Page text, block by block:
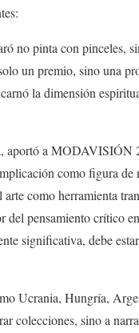
no pinta con pinceles,
un premio, sino una
la dimensión
aportó a MODAVISIÓN
como figura
como herramienta
pensamiento crítico
significativa, debe
Ucrania, Hungría,
colecciones, sino a